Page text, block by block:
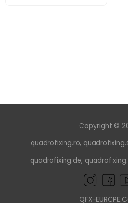
Copyright ©
quadrofixing.ro,
quadrofixing.de,
QFX-